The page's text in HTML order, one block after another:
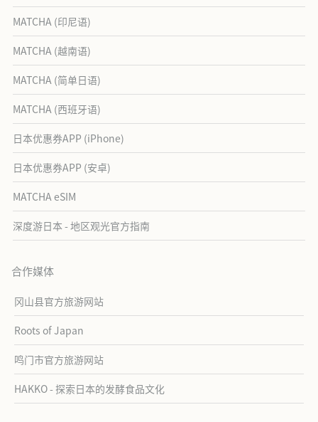
MATCHA (印尼语)
MATCHA (越南语)
MATCHA (简单日语)
MATCHA (西班牙语)
日本优惠券APP (iPhone)
日本优惠券APP (安卓)
MATCHA eSIM
深度游日本 - 地区观光官方指南
合作媒体
冈山县官方旅游网站
Roots of Japan
鸣门市官方旅游网站
HAKKO - 探索日本的发酵食品文化